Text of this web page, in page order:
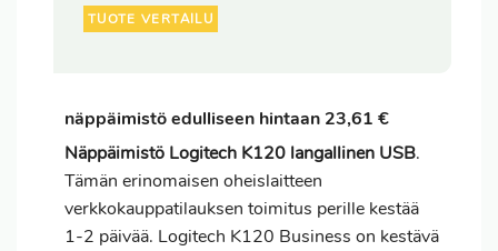
TUOTE VERTAILU
näppäimistö edulliseen hintaan 23,61 €
Näppäimistö Logitech K120 langallinen USB.
Tämän erinomaisen oheislaitteen
verkkokauppatilauksen toimitus perille kestää
1-2 päivää. Logitech K120 Business on kestävä